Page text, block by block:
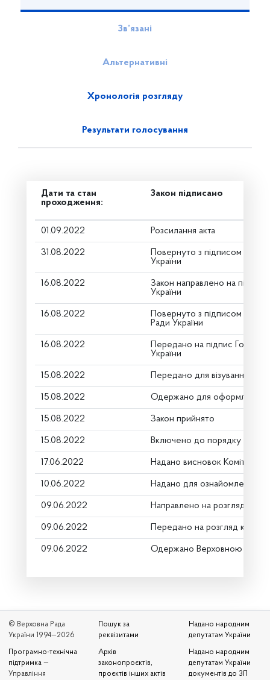
Зв’язані
Альтернативні
Хронологія розгляду
Результати голосування
Дати та стан
проходження:
Закон підписано
01.09.2022 Розсилання акта
31.08.2022
Повернуто з підписом від
України
16.08.2022
Закон направлено на підпис
України
16.08.2022
Повернуто з підписом
Ради України
16.08.2022
Передано на підпис Голові
України
15.08.2022 Передано для візування в
15.08.2022 Одержано для оформлення
15.08.2022 Закон прийнято
15.08.2022 Включено до порядку
17.06.2022 Надано висновок Комітету
10.06.2022 Надано для ознайомлення
09.06.2022 Направлено на розгляд
09.06.2022 Передано на розгляд
09.06.2022 Одержано Верховною Радою
© Верховна Рада
України 1994—2026
Програмно-технічна
підтримка —
Управління
Пошук за
реквізитами
Архів
законопроєктів,
проєктів інших актів
Надано народним
депутатам України
Надано народним
депутатам України
документів до ЗП